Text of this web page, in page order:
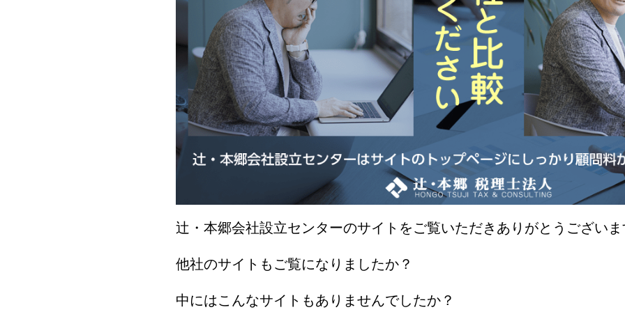
辻・本郷会社設立センターのサイトをご覧いただきありがとうござい
他社のサイトもご覧になりましたか？
中にはこんなサイトもありませんでしたか？